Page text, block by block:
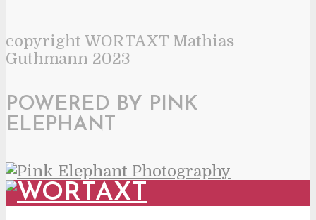
copyright WORTAXT Mathias
Guthmann 2023
POWERED BY PINK
ELEPHANT